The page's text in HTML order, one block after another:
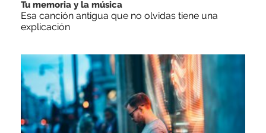
Tu memoria y la música
Esa canción antigua que no olvidas tiene una
explicación